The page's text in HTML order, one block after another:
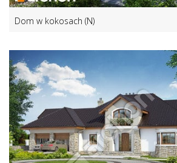
Dom w kokosach (N)